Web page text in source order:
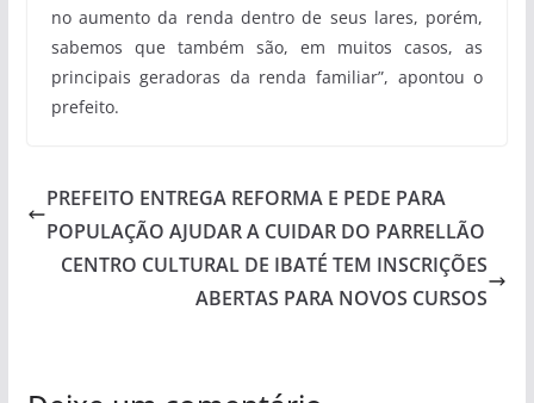
no aumento da renda dentro de seus lares, porém,
sabemos que também são, em muitos casos, as
principais geradoras da renda familiar”, apontou o
prefeito.
PREFEITO ENTREGA REFORMA E PEDE PARA
POPULAÇÃO AJUDAR A CUIDAR DO PARRELLÃO
CENTRO CULTURAL DE IBATÉ TEM INSCRIÇÕES
ABERTAS PARA NOVOS CURSOS